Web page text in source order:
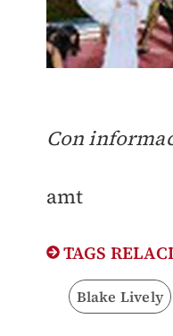
Con
amt
TAGS
Blake Lively